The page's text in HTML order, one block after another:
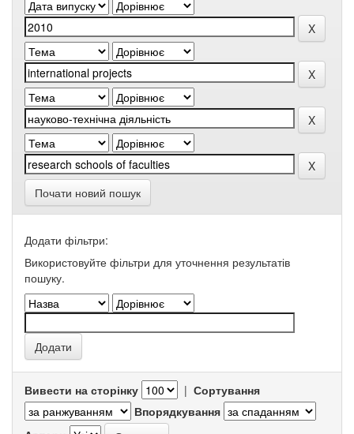
Почати новий пошук
Додати фільтри:
Використовуйте фільтри для уточнення результатів
пошуку.
Вивести на сторінку | Сортування
Впорядкування